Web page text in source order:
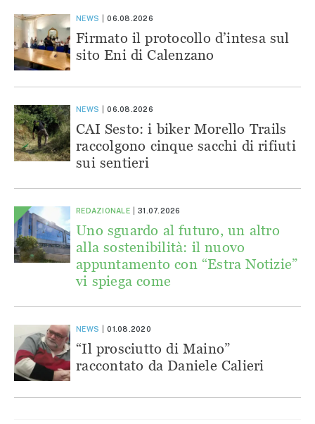
NEWS 06.08.2026
Firmato il protocollo d’intesa sul
sito Eni di Calenzano
NEWS 06.08.2026
CAI Sesto: i biker Morello Trails
raccolgono cinque sacchi di rifiuti
sui sentieri
REDAZIONALE 31.07.2026
Uno sguardo al futuro, un altro
alla sostenibilità: il nuovo
appuntamento con “Estra Notizie”
vi spiega come
NEWS 01.08.2020
“Il prosciutto di Maino”
raccontato da Daniele Calieri